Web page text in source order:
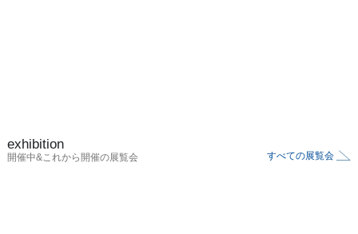
exhibition
開催中&これから開催の展覧会 すべての展覧会